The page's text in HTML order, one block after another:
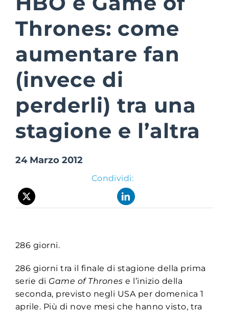
Suite Login
Thrones: come
aumentare fan
(invece di
perderli) tra una
stagione e l’altra
24 Marzo 2012
Condividi:
286 giorni.
286 giorni tra il finale di stagione della prima
serie di Game of Thrones e l’inizio della
seconda, previsto negli USA per domenica 1
aprile. Più di nove mesi che hanno visto, tra